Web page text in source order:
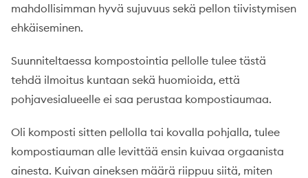
mahdollisimman hyvä sujuvuus sekä pellon tiivistymisen
ehkäiseminen.
Suunniteltaessa kompostointia pellolle tulee tästä
tehdä ilmoitus kuntaan sekä huomioida, että
pohjavesialueelle ei saa perustaa kompostiaumaa.
Oli komposti sitten pellolla tai kovalla pohjalla, tulee
kompostiauman alle levittää ensin kuivaa orgaanista
ainesta. Kuivan aineksen määrä riippuu siitä, miten